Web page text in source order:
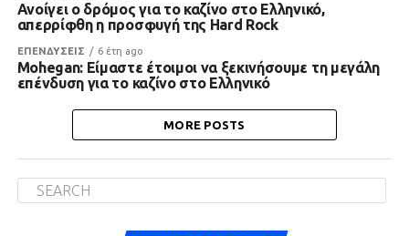
Ανοίγει ο δρόμος για το καζίνο στο Ελληνικό,
απερρίφθη η προσφυγή της Hard Rock
ΕΠΕΝΔΥΣΕΙΣ 6 έτη ago
Mohegan: Είμαστε έτοιμοι να ξεκινήσουμε τη μεγάλη
επένδυση για το καζίνο στο Ελληνικό
MORE POSTS